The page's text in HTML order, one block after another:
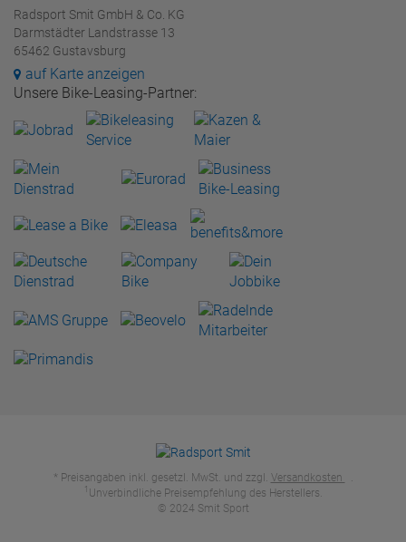
Radsport Smit GmbH & Co. KG
Darmstädter Landstrasse 13
65462 Gustavsburg
auf Karte anzeigen
Unsere Bike-Leasing-Partner:
* Preisangaben inkl. gesetzl. MwSt. und zzgl. Versandkosten .
1 Unverbindliche Preisempfehlung des Herstellers.
© 2024 Smit Sport